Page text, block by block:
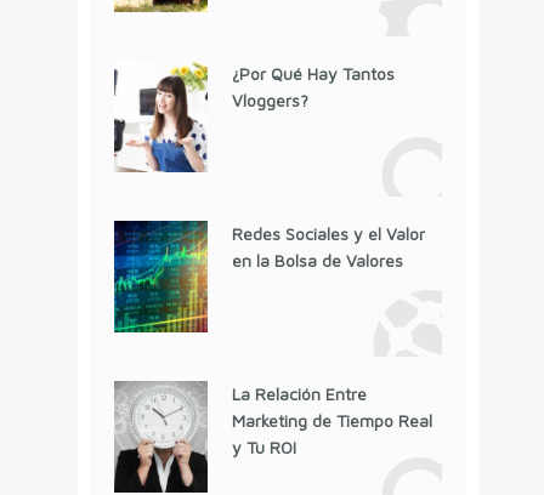
¿Por Qué Hay Tantos
Vloggers?
Redes Sociales y el Valor
en la Bolsa de Valores
La Relación Entre
Marketing de Tiempo Real
y Tu ROI